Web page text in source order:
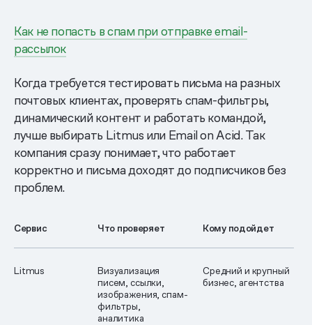
Как не попасть в спам при отправке email-
рассылок
Когда требуется тестировать письма на разных
почтовых клиентах, проверять спам-фильтры,
динамический контент и работать командой,
лучше выбирать Litmus или Email on Acid. Так
компания сразу понимает, что работает
корректно и письма доходят до подписчиков без
проблем.
Сервис Что проверяет Кому подойдет
Litmus
Визуализация
писем, ссылки,
изображения, спам-
фильтры,
аналитика
Средний и крупный
бизнес, агентства